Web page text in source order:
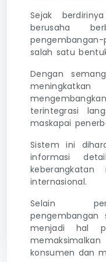
Sejak
berusaha
salah satu
Dengan
terintegrasi
maskapai
Sistem ini
informasi
internasional.
Selain
menjadi hal
konsumen dan